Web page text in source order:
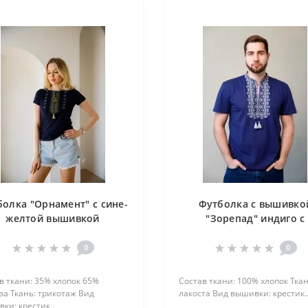
"Орнамент" с сине-
желтой вышивкой
0
ткани: 35% хлопок 65%
Ткань: трикотаж Вид
крестик..
Футболка с
"Зорепад" индиго с
0
Состав ткани: 100% хлопок
лакоста Вид вышивки: крестик..